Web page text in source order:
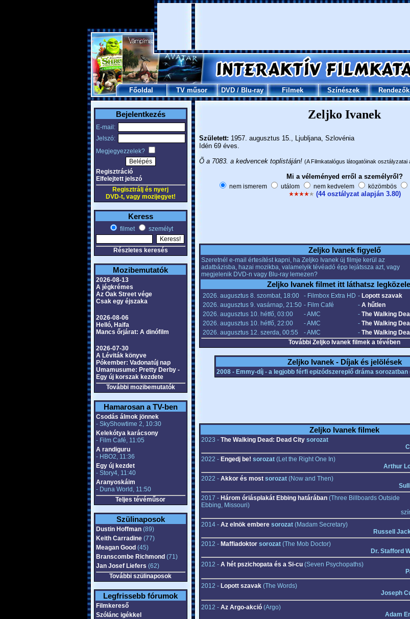
Főoldal TV műsor DVD/Blu-ray Filmek Színészek Rendezők
Bejelentkezés
E-mail:
Jelszó:
Megjegyezzelek?
Regisztráció
Elfelejtett jelszó
Regisztrálj és nyerj
DVD-t, vagy mozijegyet!
Keress
filmet személyt
Részletes keresés
Mozibemutatók
2026-08-13
A jégkrémes
Az Oak Street vége
Csak egy éjszaka
2026-08-06
Helló, Haifa
Mancs őrjárat: A dinófilm
2026-07-30
A Léviták könyve
Pókember: Vadonatúj nap
Umamusume: Pretty Derby -
Egy új korszak kezdete
További mozibemutatók
Hamarosan a TV-ben
Csodás álmok jönnek
- SkyShowtime 2, 10:30
Kelekótya karácsony
- Film Café, 11:05
A randiguru
- HBO2, 11:36
Egy új kezdet
- Story4, 11:40
Aranyoskáim
- Duna World, 11:50
Teljes tévéműsor
Szülinaposok
Dustin Hoffman(89)
Keith Carradine(77)
Meagan Good (45)
Branscombe Richmond (71)
Jan Josef Liefers (62)
További szülinaposok
Legfrissebb fórumok
Filmkereső
Szólánc igékkel
Zeljko Ivanek
Született: 1957. augusztus 15., Ljubljana, Szlovénia
Idén 69 éves.
Õ a 7083. a kedvencek toplistáján! (A Filmkatalógus látogatóinak osztályzatai
Mi a véleményed erről a személyről?
nem ismerem utálom nem kedvelem közömbös
(44 osztályzat alapján 3.80)
Zeljko Ivanek figyelő
Szeretnél e-mail értesítést kapni, ha Zeljko Ivanek új filmje kerül az
adatbázisba, hazai mozikba, valamelyik tévéadó épp lejátssza azt, vagy
megjelenik DVD-n vagy Blu-ray lemezen?
Zeljko Ivanek filmet itt láthatsz
2026. augusztus 8. szombat, 18:00 - Filmbox Extra HD - Lopott szavak
2026. augusztus 9. vasárnap, 21:50 - Film Café - A hűtlen
2026. augusztus 10. hétfő, 03:00
- AMC - The Walking
2026. augusztus 10. hétfő, 22:00
- AMC - The Walking
2026. augusztus 12. szerda, 00:55
- AMC - The Walking
További Zeljko Ivanek filmek a tévében
Zeljko Ivanek - Díjak és jelölések
2008 - Emmy-díj - a legjobb férfi epizódszereplő dráma sorozatban
Zeljko Ivanek filmek
2023 - The Walking Dead: Dead City sorozat
2022 - Engedj be! sorozat(Let the Right One In)
Arthur
2022 - Akkor és most sorozat(Now and Then)
2017 - Három óriásplakát Ebbing határában(Three Billboards Outside
Ebbing, Missouri)
2014 - Az elnök embere sorozat(Madam Secretary)
Russell
2012 - Maffiadoktor sorozat(The Mob Doctor)
Dr. Stafford
2012 - A hét pszichopata és a Si-cu(Seven Psychopaths)
2012 - Lopott szavak(The Words)
Joseph
2012 - Az Argo-akció(Argo)
Adam